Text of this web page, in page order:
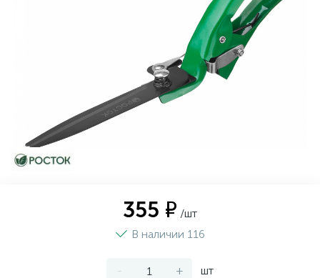
355 ₽ /шт
В наличии 116
- + шт